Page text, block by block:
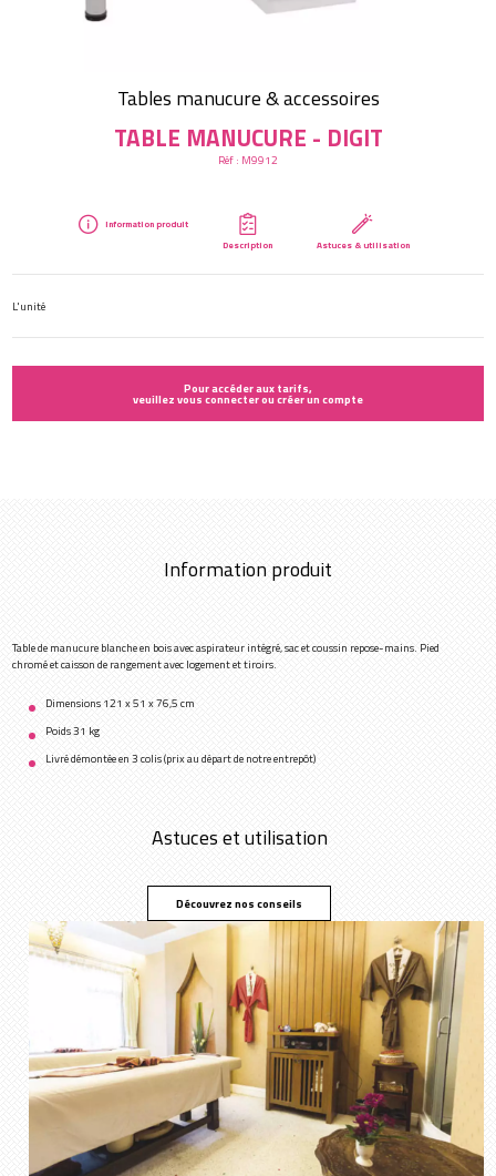
Tables manucure & accessoires
TABLE MANUCURE - DIGIT
Réf : M9912
Information produit
Description
Astuces & utilisation
L'unité
Pour accéder aux tarifs,
veuillez vous connecter ou créer un compte
Information produit
Table de manucure blanche en bois avec aspirateur intégré, sac et coussin repose-mains. Pied
chromé et caisson de rangement avec logement et tiroirs.
Dimensions 121 x 51 x 76,5 cm
Poids 31 kg
Livré démontée en 3 colis (prix au départ de notre entrepôt)
Astuces et utilisation
Découvrez nos conseils